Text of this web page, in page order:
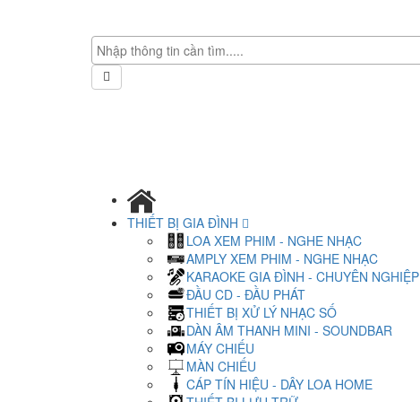
THIẾT BỊ GIA ĐÌNH
LOA XEM PHIM - NGHE NHẠC
AMPLY XEM PHIM - NGHE NHẠC
KARAOKE GIA ĐÌNH - CHUYÊN NGHIỆP
ĐẦU CD - ĐẦU PHÁT
THIẾT BỊ XỬ LÝ NHẠC SỐ
DÀN ÂM THANH MINI - SOUNDBAR
MÁY CHIẾU
MÀN CHIẾU
CÁP TÍN HIỆU - DÂY LOA HOME